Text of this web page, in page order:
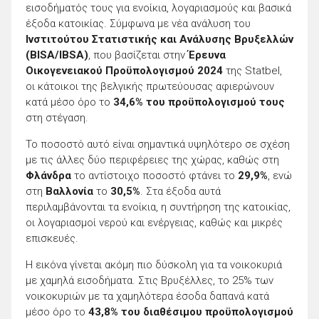
εισοδήματός τους για ενοίκια, λογαριασμούς και βασικά
έξοδα κατοικίας. Σύμφωνα με νέα ανάλυση του
Ινστιτούτου Στατιστικής και Ανάλυσης Βρυξελλών
(BISA/IBSA), που βασίζεται στηνΈρευνα
Οικογενειακού Προϋπολογισμού 2024 της Statbel,
οι κάτοικοι της βελγικής πρωτεύουσας αφιερώνουν
κατά μέσο όρο το 34,6% του προϋπολογισμού τους
στη στέγαση.
Το ποσοστό αυτό είναι σημαντικά υψηλότερο σε σχέση
με τις άλλες δύο περιφέρειες της χώρας, καθώς στη
Φλάνδρα το αντίστοιχο ποσοστό φτάνει το 29,9%, ενώ
στη Βαλλονία το 30,5%. Στα έξοδα αυτά
περιλαμβάνονται τα ενοίκια, η συντήρηση της κατοικίας,
οι λογαριασμοί νερού και ενέργειας, καθώς και μικρές
επισκευές.
Η εικόνα γίνεται ακόμη πιο δύσκολη για τα νοικοκυριά
με χαμηλά εισοδήματα. Στις Βρυξέλλες, το 25% των
νοικοκυριών με τα χαμηλότερα έσοδα δαπανά κατά
μέσο όρο το 43,8% του διαθέσιμου προϋπολογισμού